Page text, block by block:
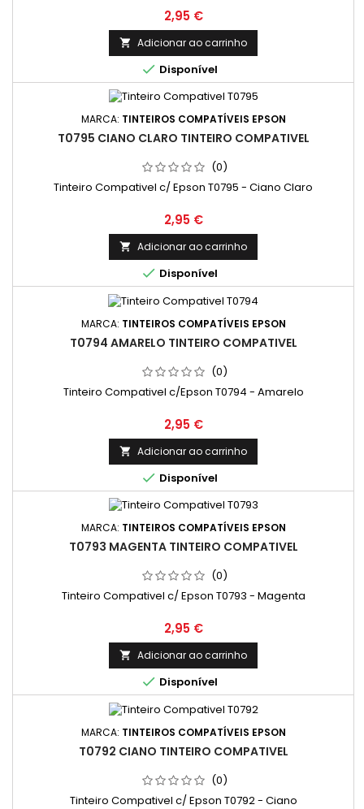
Preço
2,95 €
 Adicionar ao carrinho
 Disponível
MARCA: TINTEIROS COMPATÍVEIS EPSON
T0795 CIANO CLARO TINTEIRO COMPATIVEL
(0)
Tinteiro Compativel c/ Epson T0795 - Ciano Claro
Preço
2,95 €
 Adicionar ao carrinho
 Disponível
MARCA: TINTEIROS COMPATÍVEIS EPSON
T0794 AMARELO TINTEIRO COMPATIVEL
(0)
Tinteiro Compativel c/Epson T0794 - Amarelo
Preço
2,95 €
 Adicionar ao carrinho
 Disponível
MARCA: TINTEIROS COMPATÍVEIS EPSON
T0793 MAGENTA TINTEIRO COMPATIVEL
(0)
Tinteiro Compativel c/ Epson T0793 - Magenta
Preço
2,95 €
 Adicionar ao carrinho
 Disponível
MARCA: TINTEIROS COMPATÍVEIS EPSON
T0792 CIANO TINTEIRO COMPATIVEL
(0)
Tinteiro Compativel c/ Epson T0792 - Ciano